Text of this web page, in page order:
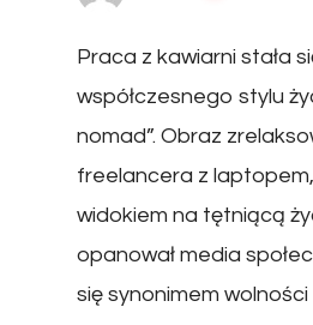
Praca z kawiarni stała
współczesnego stylu
nomad”. Obraz
freelancera z
widokiem na tętniącą
opanował media
się synonimem